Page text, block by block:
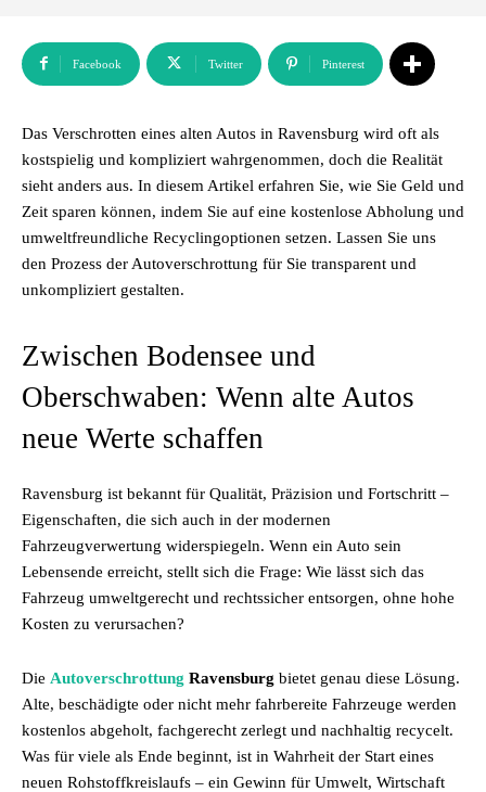
Facebook Twitter Pinterest
Das Verschrotten eines alten Autos in Ravensburg wird oft als
kostspielig und kompliziert wahrgenommen, doch die Realität
sieht anders aus. In diesem Artikel erfahren Sie, wie Sie Geld und
Zeit sparen können, indem Sie auf eine kostenlose Abholung und
umweltfreundliche Recyclingoptionen setzen. Lassen Sie uns
den Prozess der Autoverschrottung für Sie transparent und
unkompliziert gestalten.
Zwischen Bodensee und
Oberschwaben: Wenn alte Autos
neue Werte schaffen
Ravensburg ist bekannt für Qualität, Präzision und Fortschritt –
Eigenschaften, die sich auch in der modernen
Fahrzeugverwertung widerspiegeln. Wenn ein Auto sein
Lebensende erreicht, stellt sich die Frage: Wie lässt sich das
Fahrzeug umweltgerecht und rechtssicher entsorgen, ohne hohe
Kosten zu verursachen?
Die Autoverschrottung Ravensburg bietet genau diese Lösung.
Alte, beschädigte oder nicht mehr fahrbereite Fahrzeuge werden
kostenlos abgeholt, fachgerecht zerlegt und nachhaltig recycelt.
Was für viele als Ende beginnt, ist in Wahrheit der Start eines
neuen Rohstoffkreislaufs – ein Gewinn für Umwelt, Wirtschaft